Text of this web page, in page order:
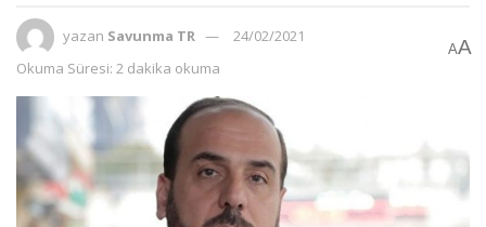
yazan Savunma TR
24/02/2021
Okuma Süresi: 2 dakika okuma
AA